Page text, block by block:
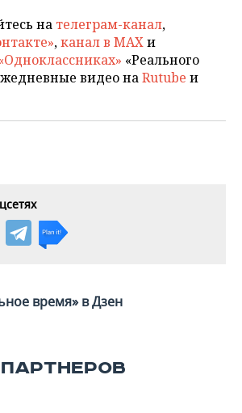
на телеграм-канал,
,канал в MAXи
«Реального
видео наRutube и
время» в Дзен